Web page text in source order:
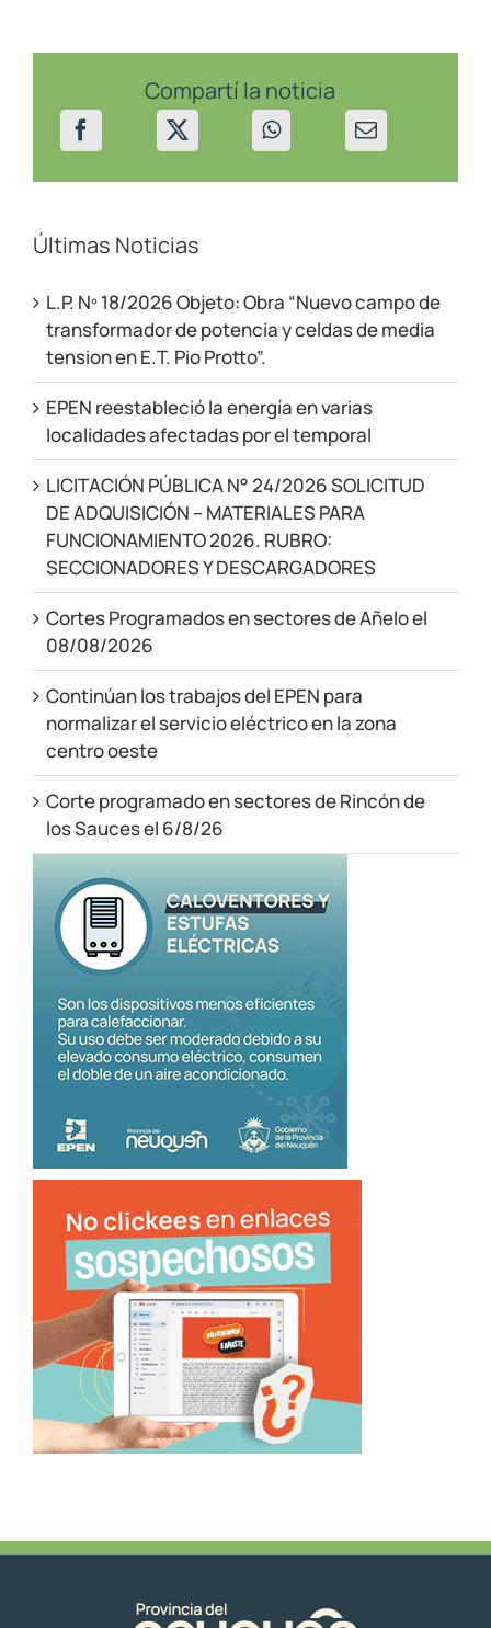
Compartí la noticia
Últimas Noticias
L.P. Nº 18/2026 Objeto: Obra “Nuevo campo de
transformador de potencia y celdas de media
tension en E.T. Pio Protto”.
EPEN reestableció la energía en varias
localidades afectadas por el temporal
LICITACIÓN PÚBLICA N° 24/2026 SOLICITUD
DE ADQUISICIÓN – MATERIALES PARA
FUNCIONAMIENTO 2026. RUBRO:
SECCIONADORES Y DESCARGADORES
Cortes Programados en sectores de Añelo el
08/08/2026
Continúan los trabajos del EPEN para
normalizar el servicio eléctrico en la zona
centro oeste
Corte programado en sectores de Rincón de
los Sauces el 6/8/26